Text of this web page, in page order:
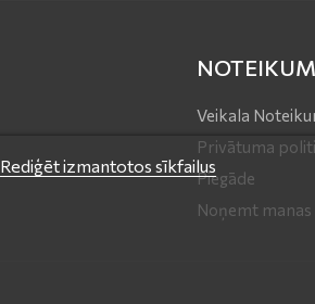
Veikala
Privātuma
Piegāde
Noņemt
Rediģēt izmantotos sīkfailus